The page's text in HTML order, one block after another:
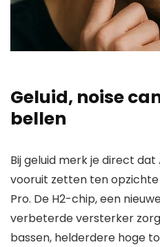
Geluid, noise
bellen
Bij geluid merk je direct dat
vooruit zetten ten
Pro. De H2-chip, een
verbeterde versterker
bassen, helderdere hoge